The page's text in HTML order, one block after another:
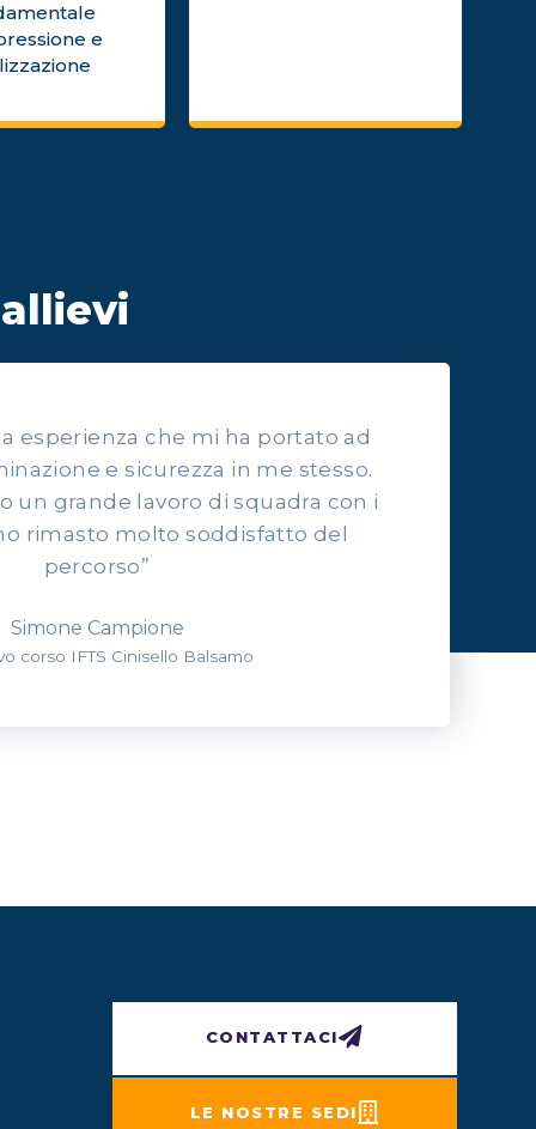
e
esperienza che mi ha portato ad
e sicurezza in me stesso.
un grande lavoro di squadra con i
rimasto molto soddisfatto del
percorso”
Simone Campione
corso IFTS Cinisello Balsamo
CONTATTACI
LE NOSTRE SEDI